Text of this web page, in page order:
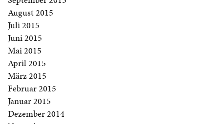
August 2015
Juli 2015
Juni 2015
Mai 2015
April 2015
März 2015
Februar 2015
Januar 2015
Dezember 2014